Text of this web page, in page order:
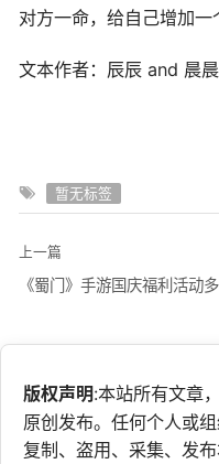
对方一命，给自己增加一
文本作者：辰辰 and 晨晨
暂无标签
上一篇
版权声明:本站所有文章
原创发布。任何个人或
复制、盗用、采集、发